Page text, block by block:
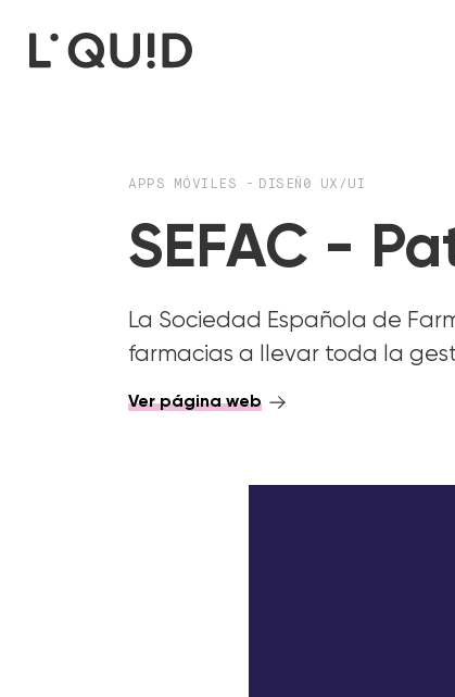
APPS MÓVILES - DISEÑ0 UX/UI
SEFAC -
La Sociedad Española de
farmacias a llevar toda la
Ver página web